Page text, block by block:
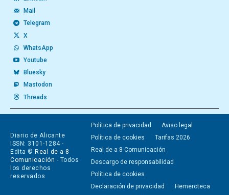
Mail
Telegram
X
WhatsApp
Youtube
Bluesky
Mastodon
Threads
Diario de Alicante
ISSN: 3101-1284 -
Edita © Real de a 8
Comunicación - Todos
los derechos
reservados
Política de privacidad
Aviso legal
Política de cookies
Tarifas 2026
Real de a 8 Comunicación
Descargo de responsabilidad
Política de cookies
Declaración de privacidad
Hemeroteca